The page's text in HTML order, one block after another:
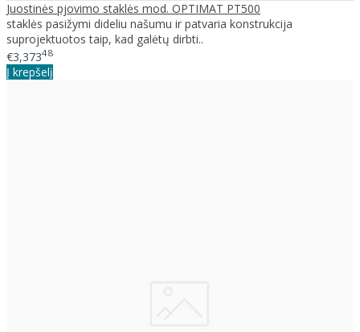
Juostinės pjovimo staklės mod. OPTIMAT PT500
staklės pasižymi dideliu našumu ir patvaria konstrukcija
suprojektuotos taip, kad galėtų dirbti..
€3,37348
Į krepšelį